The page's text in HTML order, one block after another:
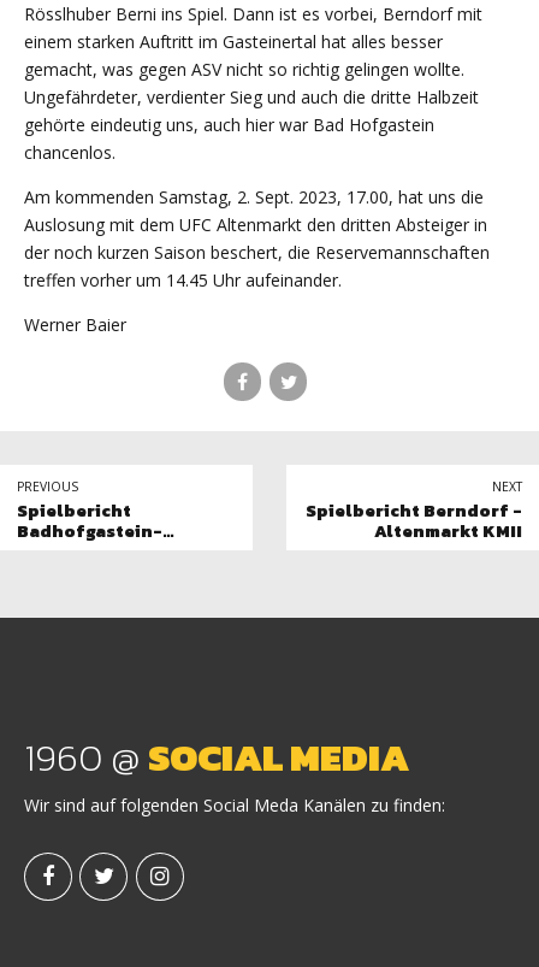
Rösslhuber Berni ins Spiel. Dann ist es vorbei, Berndorf mit
einem starken Auftritt im Gasteinertal hat alles besser
gemacht, was gegen ASV nicht so richtig gelingen wollte.
Ungefährdeter, verdienter Sieg und auch die dritte Halbzeit
gehörte eindeutig uns, auch hier war Bad Hofgastein
chancenlos.
Am kommenden Samstag, 2. Sept. 2023, 17.00, hat uns die
Auslosung mit dem UFC Altenmarkt den dritten Absteiger in
der noch kurzen Saison beschert, die Reservemannschaften
treffen vorher um 14.45 Uhr aufeinander.
Werner Baier
PREVIOUS
Spielbericht
Badhofgastein-
NEXT
Spielbericht Berndorf -
Altenmarkt KMII
1960 @SOCIAL MEDIA
Wir sind auf folgenden Social Meda Kanälen zu finden: